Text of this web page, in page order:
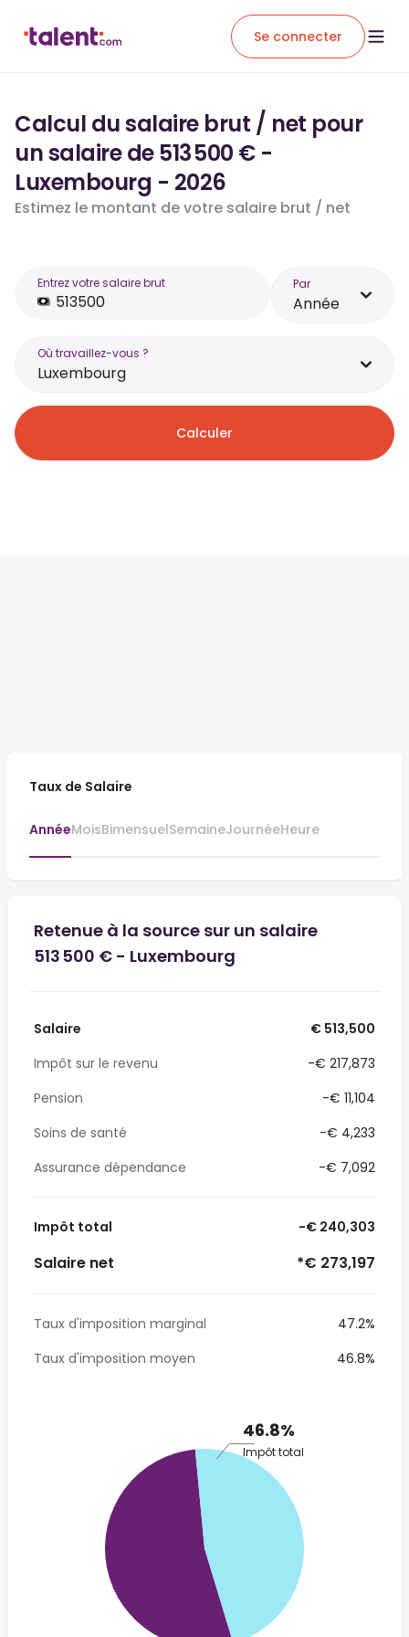
Se connecter
Calcul du salaire brut / net pour
un salaire de 513 500 € -
Luxembourg - 2026
Estimez le montant de votre salaire brut / net
Entrez votre salaire brut Par
Année
Où travaillez-vous ?
Luxembourg
Calculer
Taux de Salaire
AnnéeMoisBimensuelSemaineJournéeHeure
Retenue à la source sur un salaire
513 500 € - Luxembourg
Salaire
€ 513,500
Impôt sur le revenu
-€ 217,873
Pension
-€ 11,104
Soins de santé
-€ 4,233
Assurance dépendance
-€ 7,092
Impôt total -€ 240,303
Salaire net *€ 273,197
Taux d'imposition marginal
47.2%
Taux d'imposition moyen
46.8%
46.8%
Impôt total